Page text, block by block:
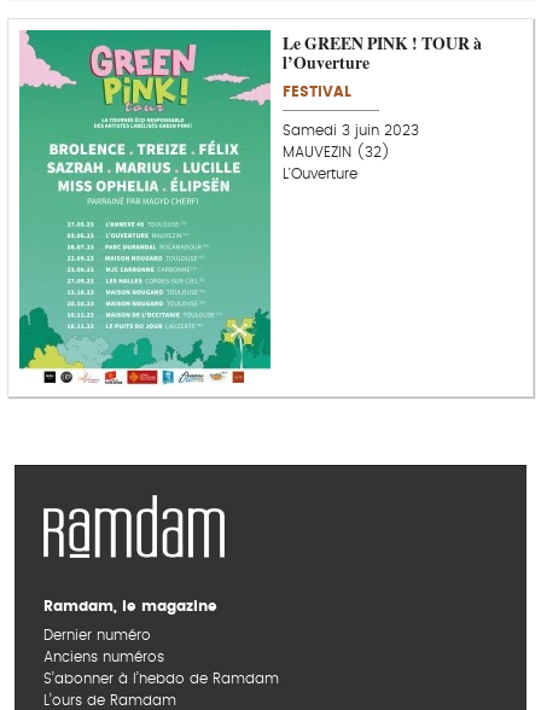
Le GREEN PINK ! TOUR à
l’Ouverture
FESTIVAL
Samedi 3 juin 2023
MAUVEZIN (32)
L'Ouverture
Ramdam, le magazine
Dernier numéro
Anciens numéros
S’abonner à l’hebdo de Ramdam
L’ours de Ramdam